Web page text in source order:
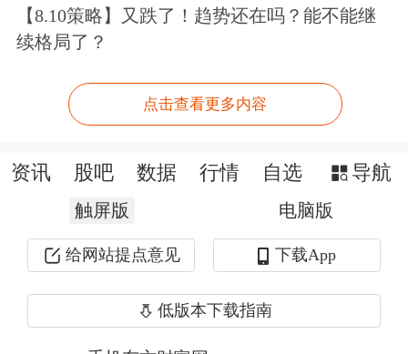
类似的成功案例不止一起，近日，一名
19岁右侧额叶癫痫患者成功植入脑虎科
技自主研发的256通道柔性脑机接口，
仅通过不到20小时的训练，该患者便可
【8.10策略】又跌了！趋势还在吗？能不能继
续格局了？
点击查看更多内容
资讯 股吧 数据 行情 自选 导航
触屏版 电脑版
给网站提点意见 下载App
低版本下载指南